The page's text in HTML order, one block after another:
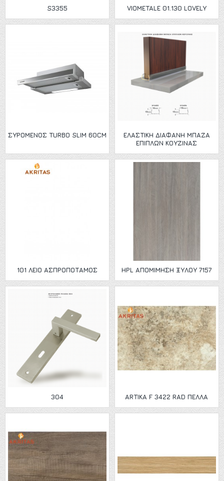
S3355 VIOMETALE 01.130 LOVELY
ΣΥΡΟΜΕΝΟΣ TURBO SLIM 60CM
ΕΛΑΣΤΙΚΉ ΔΙΆΦΑΝΗ ΜΠΆΖΑ
ΕΠΊΠΛΩΝ ΚΟΥΖΊΝΑΣ
101 ΛΕΙΟ ΑΣΠΡΟΠΟΤΑΜΟΣ HPL ΑΠΟΜΙΜΗΣΗ ΞΥΛΟΥ 7157
304 ARTIKA F 3422 RAD ΠΕΛΛΑ